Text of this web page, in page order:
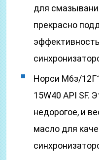
для
прекрасно
Норси М6з/
15W40 API SF.
недорогое, и
масло для